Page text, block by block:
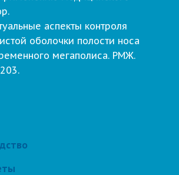
аспекты контроля
оболочки полости носа
мегаполиса. РМЖ.